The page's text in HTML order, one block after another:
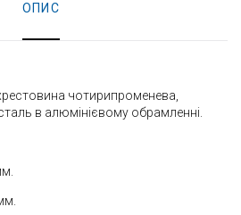
ОПИС
чотирипроменева,
в алюмінієвому обрамленні.